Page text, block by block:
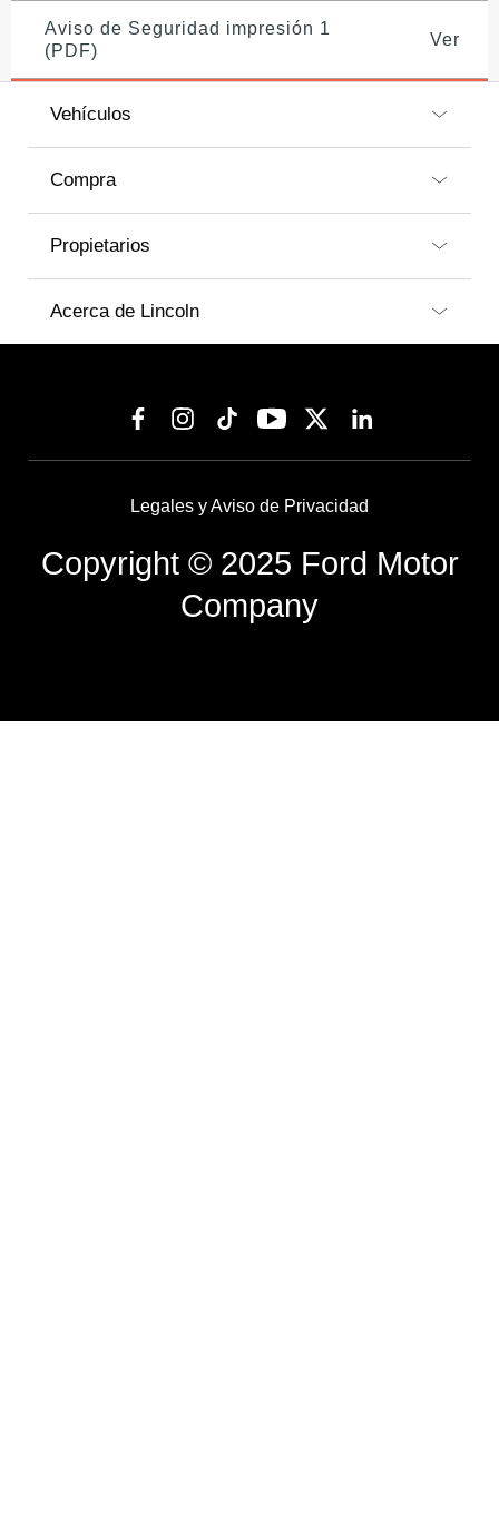
Aviso de Seguridad impresión 1
(PDF)
Ver
Vehículos
Compra
Propietarios
Acerca de Lincoln
Legales y Aviso de Privacidad
Copyright © 2025 Ford Motor
Company